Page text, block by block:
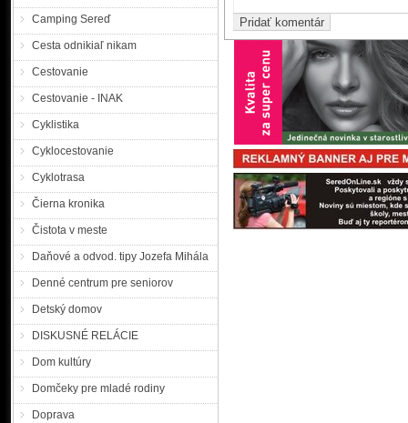
Camping Sereď
Cesta odnikiaľ nikam
Cestovanie
Cestovanie - INAK
Cyklistika
Cyklocestovanie
Cyklotrasa
Čierna kronika
Čistota v meste
Daňové a odvod. tipy Jozefa Mihála
Denné centrum pre seniorov
Detský domov
DISKUSNÉ RELÁCIE
Dom kultúry
Domčeky pre mladé rodiny
Doprava